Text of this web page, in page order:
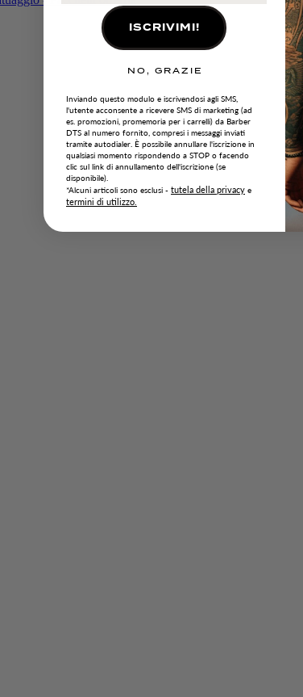
ISCRIVIMI!
NO, GRAZIE
Inviando questo modulo e iscrivendosi agli SMS,
l'utente acconsente a ricevere SMS di marketing (ad
es. promozioni, promemoria per i carrelli) da Barber
DTS al numero fornito, compresi i messaggi inviati
tramite autodialer. È possibile annullare l'iscrizione in
qualsiasi momento rispondendo a STOP o facendo
clic sul link di annullamento dell'iscrizione (se
disponibile).
*Alcuni articoli sono esclusi - tutela della privacy e
termini di utilizzo.